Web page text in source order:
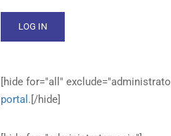
[hide for="all"
portal .[/hide]